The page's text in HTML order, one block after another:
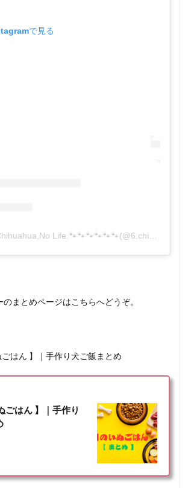
で見る
まとめページはこちらへどうぞ。
はん 】｜手作り犬ご飯まとめ
ごはん 】｜手作り